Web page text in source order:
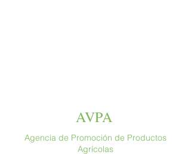
AVPA
Agencia de Promoción de Productos
Agrícolas